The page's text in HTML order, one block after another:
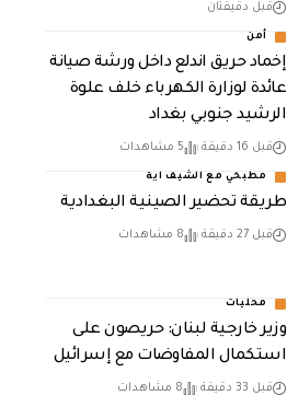
قبل دقيقتان
أمن
إخماد حريق اندلع داخل ورشة صيانة
عائدة لوزارة الكهرباء خلف علوة
الرشيد جنوبي بغداد
قبل 16 دقيقة 5 مشاهدات
مطبخي مع الشيف اية
طريقة تحضير الصينية البغدادية
قبل 27 دقيقة 8 مشاهدات
محليات
وزير خارجية لبنان: حريصون على
استكمال المفاوضات مع إسرائيل
قبل 33 دقيقة 8 مشاهدات